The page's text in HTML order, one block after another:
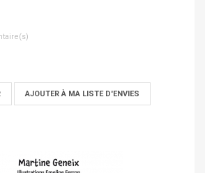
AJOUTER À MA LISTE D'ENVIES